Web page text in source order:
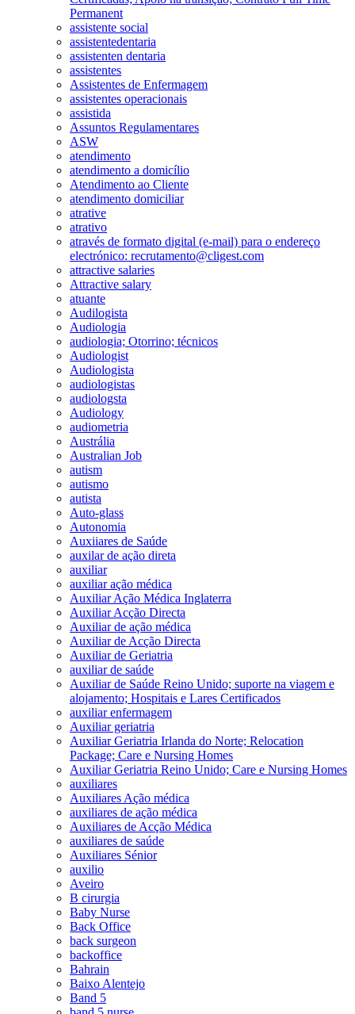
Permanent
assistente social
assistentedentaria
assistenten dentaria
assistentes
Assistentes de Enfermagem
assistentes operacionais
assistida
Assuntos Regulamentares
ASW
atendimento
atendimento a domicílio
Atendimento ao Cliente
atendimento domiciliar
atrative
atrativo
através de formato digital (e-mail) para o endereço
electrónico: recrutamento@cligest.com
attractive salaries
Attractive salary
atuante
Audilogista
Audiologia
audiologia; Otorrino; técnicos
Audiologist
Audiologista
audiologistas
audiologsta
Audiology
audiometria
Austrália
Australian Job
autism
autismo
autista
Auto-glass
Autonomia
Auxiiares de Saúde
auxilar de ação direta
auxiliar
auxiliar ação médica
Auxiliar Ação Médica Inglaterra
Auxiliar Acção Directa
Auxiliar de ação médica
Auxiliar de Acção Directa
Auxiliar de Geriatria
auxiliar de saúde
Auxiliar de Saúde Reino Unido; suporte na viagem e
alojamento; Hospitais e Lares Certificados
auxiliar enfermagem
Auxiliar geriatria
Auxiliar Geriatria Irlanda do Norte; Relocation
Package; Care e Nursing Homes
Auxiliar Geriatria Reino Unido; Care e Nursing Homes
auxiliares
Auxiliares Ação médica
auxiliares de ação médica
Auxiliares de Acção Médica
auxiliares de saúde
Auxiliares Sénior
auxilio
Aveiro
B cirurgia
Baby Nurse
Back Office
back surgeon
backoffice
Bahrain
Baixo Alentejo
Band 5